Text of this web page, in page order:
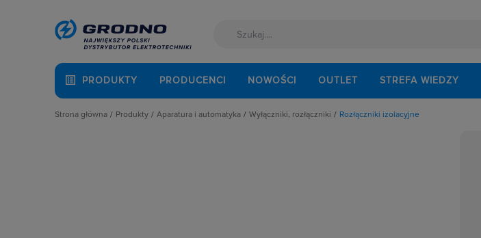
PRODUKTY PRODUCENCI NOWOŚCI OUTLET STREFA WIEDZY
Strona główna
Produkty
Aparatura i automatyka
Wyłączniki, rozłączniki
Rozłączniki izolacyjne